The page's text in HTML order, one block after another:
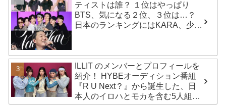
ティストは誰？ １位はやっぱり
BTS、気になる２位、３位は…？
日本のランキングにはKARA、少女
ILLIT のメンバーとプロフィールを
紹介！ HYBEオーディション番組
『R U Next？』から誕生した、日
本人のイロハとモカを含む5人組ガ